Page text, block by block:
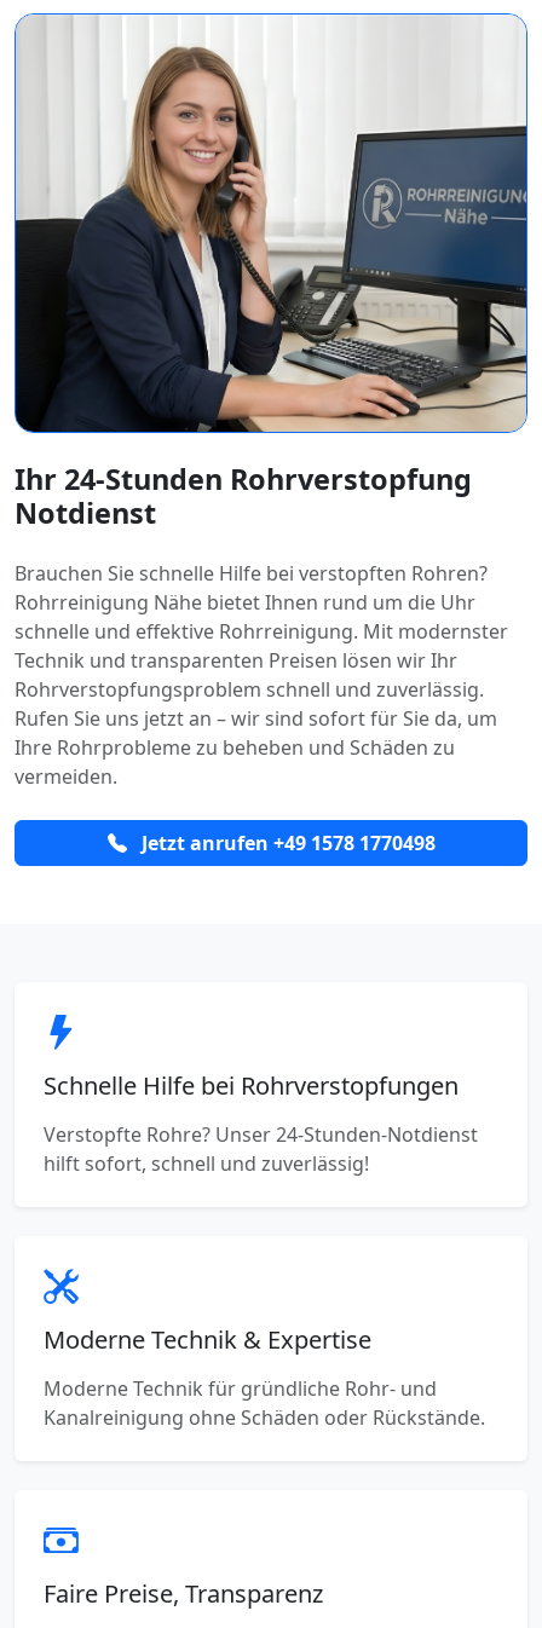
Ihr 24-Stunden Rohrverstopfung
Notdienst
Brauchen Sie schnelle Hilfe bei verstopften Rohren?
Rohrreinigung Nähe bietet Ihnen rund um die Uhr
schnelle und effektive Rohrreinigung. Mit modernster
Technik und transparenten Preisen lösen wir Ihr
Rohrverstopfungsproblem schnell und zuverlässig.
Rufen Sie uns jetzt an – wir sind sofort für Sie da, um
Ihre Rohrprobleme zu beheben und Schäden zu
vermeiden.
Jetzt anrufen +49 1578 1770498
Schnelle Hilfe bei Rohrverstopfungen
Verstopfte Rohre? Unser 24-Stunden-Notdienst
hilft sofort, schnell und zuverlässig!
Moderne Technik & Expertise
Moderne Technik für gründliche Rohr- und
Kanalreinigung ohne Schäden oder Rückstände.
Faire Preise, Transparenz